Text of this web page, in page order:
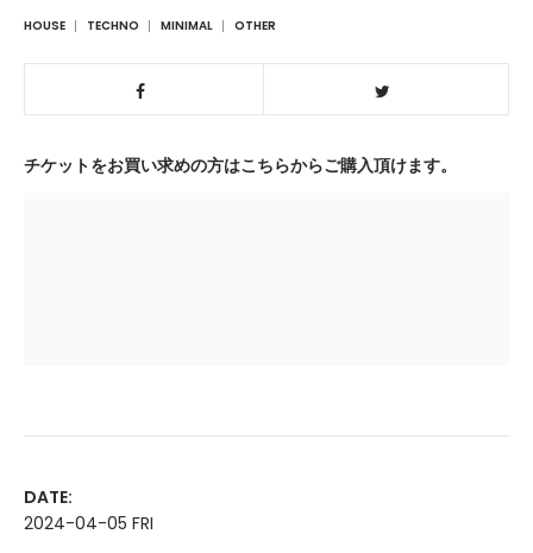
HOUSE TECHNO MINIMAL OTHER
チケットをお買い求めの方はこちらからご購入頂けます。
DATE:
2024-04-05 FRI